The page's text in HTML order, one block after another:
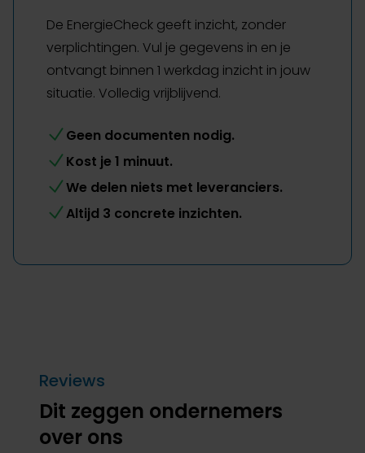
De EnergieCheck geeft inzicht, zonder
verplichtingen. Vul je gegevens in en je
ontvangt binnen 1 werkdag inzicht in jouw
situatie. Volledig vrijblijvend.
Geen documenten nodig.
Kost je 1 minuut.
We delen niets met leveranciers.
Altijd 3 concrete inzichten.
Reviews
Dit zeggen ondernemers
over ons